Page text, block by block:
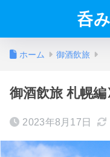
呑
ホーム 御酒飲旅
御酒飲旅 札幌
2023年8月17日